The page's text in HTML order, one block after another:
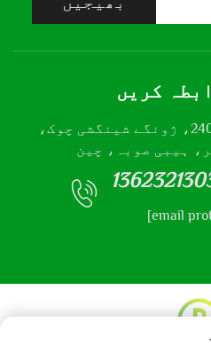
کریں
Add: بلک بی کا کمرہ 2401، ژونگے شینگشی چوک،
ہیبی صوبہ، چین